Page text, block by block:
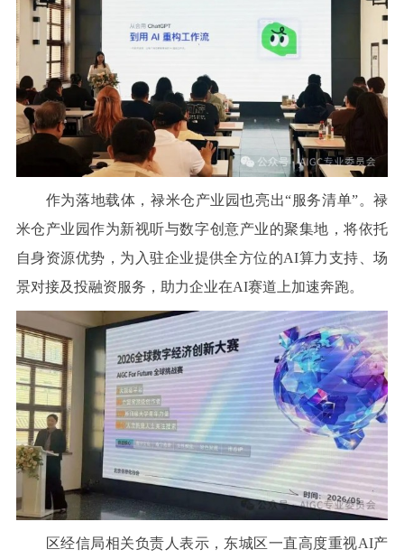
作为落地载体，禄米仓产业园也亮出“服务清单”。禄
米仓产业园作为新视听与数字创意产业的聚集地，将依托
自身资源优势，为入驻企业提供全方位的AI算力支持、场
景对接及投融资服务，助力企业在AI赛道上加速奔跑。
区经信局相关负责人表示，东城区一直高度重视AI产